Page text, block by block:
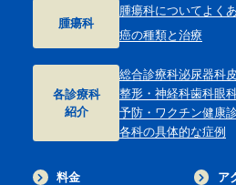
腫瘍科
腫瘍科について よく
癌の種類と治療
各診療科
紹介
総合診療科泌尿器科
整形・神経科歯科眼
予防・ワクチン健康
各科の具体的な症例
料金 ア